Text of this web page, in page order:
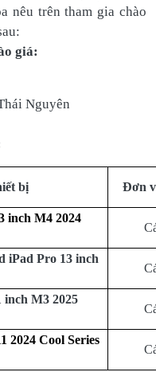
nêu trên tham gia chào
giá:
Nguyên
bị Đơn
inch M4 2024
iPad Pro 13 inch
M3 2025
2024 Cool Series